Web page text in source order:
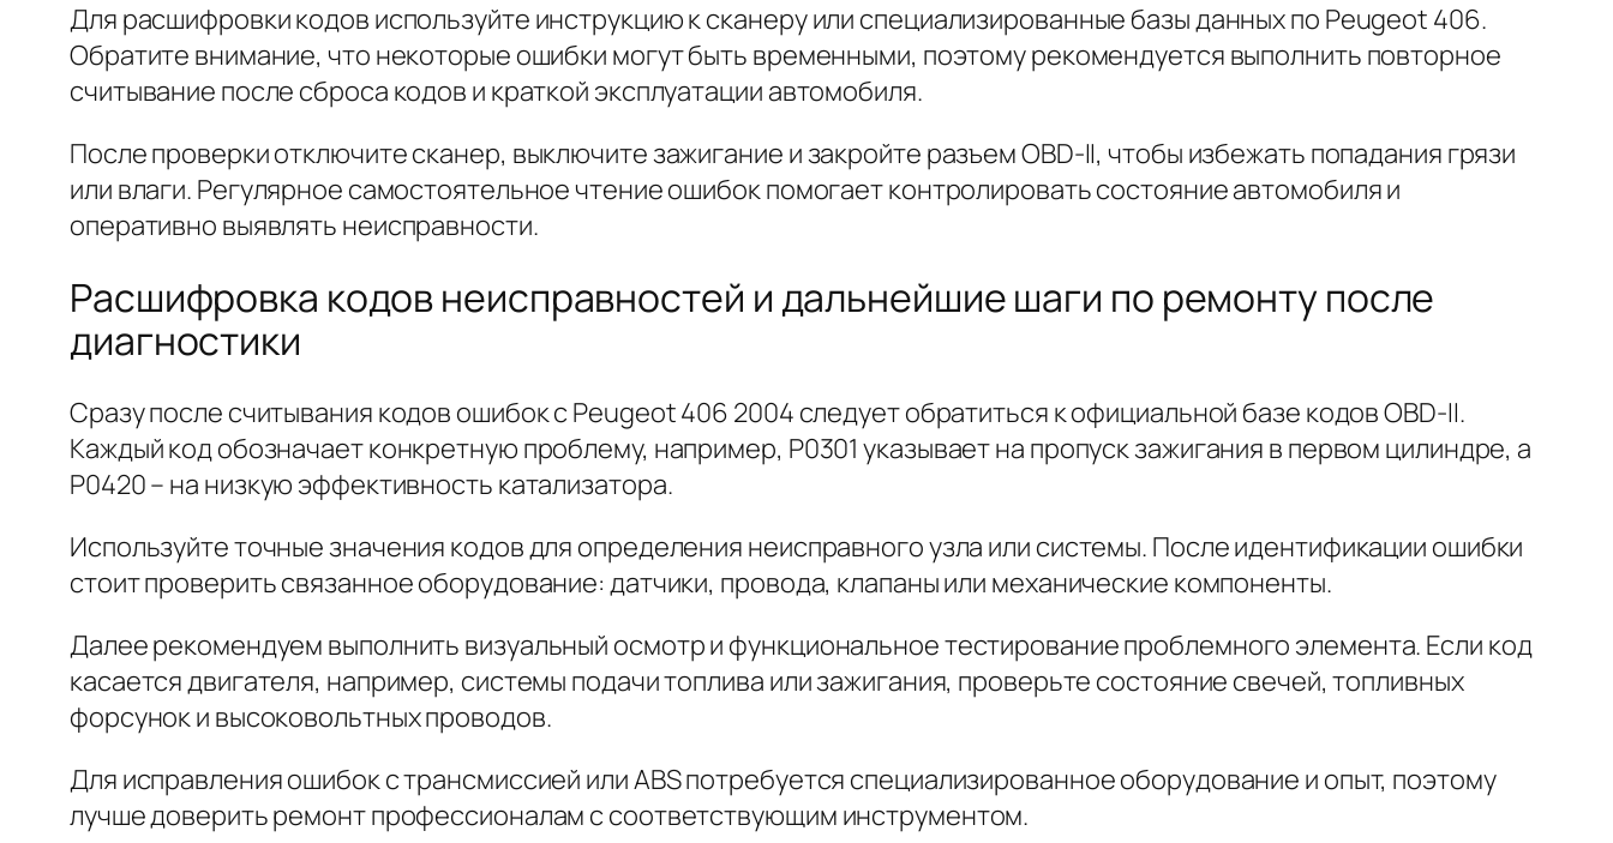
Для расшифровки кодов используйте инструкцию к сканеру или специализированные базы данных по Peugeot 406.
Обратите внимание, что некоторые ошибки могут быть временными, поэтому рекомендуется выполнить повторное
считывание после сброса кодов и краткой эксплуатации автомобиля.
После проверки отключите сканер, выключите зажигание и закройте разъем OBD-II, чтобы избежать попадания грязи
или влаги. Регулярное самостоятельное чтение ошибок помогает контролировать состояние автомобиля и
оперативно выявлять неисправности.
Расшифровка кодов неисправностей и дальнейшие шаги по ремонту после
диагностики
Сразу после считывания кодов ошибок с Peugeot 406 2004 следует обратиться к официальной базе кодов OBD-II.
Каждый код обозначает конкретную проблему, например, P0301 указывает на пропуск зажигания в первом цилиндре, а
P0420 – на низкую эффективность катализатора.
Используйте точные значения кодов для определения неисправного узла или системы. После идентификации ошибки
стоит проверить связанное оборудование: датчики, провода, клапаны или механические компоненты.
Далее рекомендуем выполнить визуальный осмотр и функциональное тестирование проблемного элемента. Если код
касается двигателя, например, системы подачи топлива или зажигания, проверьте состояние свечей, топливных
форсунок и высоковольтных проводов.
Для исправления ошибок с трансмиссией или ABS потребуется специализированное оборудование и опыт, поэтому
лучше доверить ремонт профессионалам с соответствующим инструментом.